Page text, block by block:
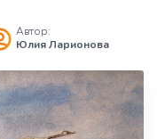
Автор:
Юлия Ларионова